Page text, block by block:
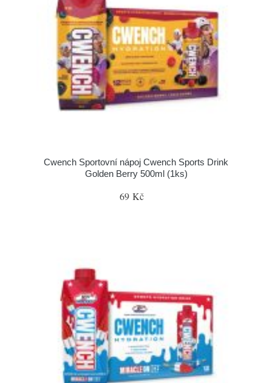
Cwench Sportovní nápoj Cwench Sports Drink
Golden Berry 500ml (1ks)
69 Kč